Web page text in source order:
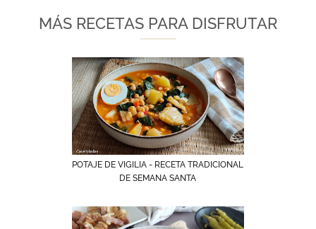
MÁS RECETAS PARA DISFRUTAR
POTAJE DE VIGILIA - RECETA TRADICIONAL
DE SEMANA SANTA